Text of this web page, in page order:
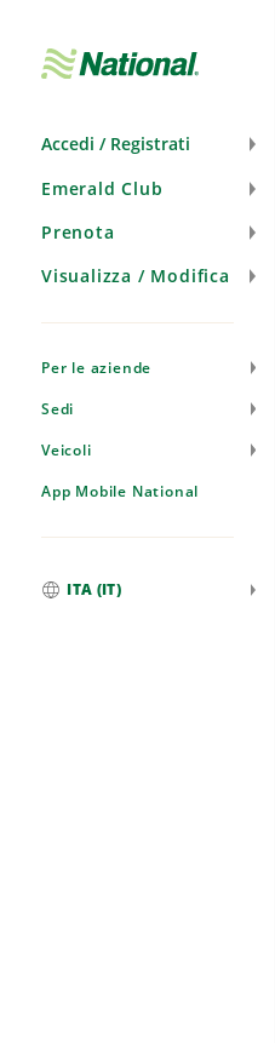
Accedi / Registrati
Emerald Club
Prenota
Visualizza / Modifica
Per le aziende
Sedi
Veicoli
App Mobile National
ITA (IT)